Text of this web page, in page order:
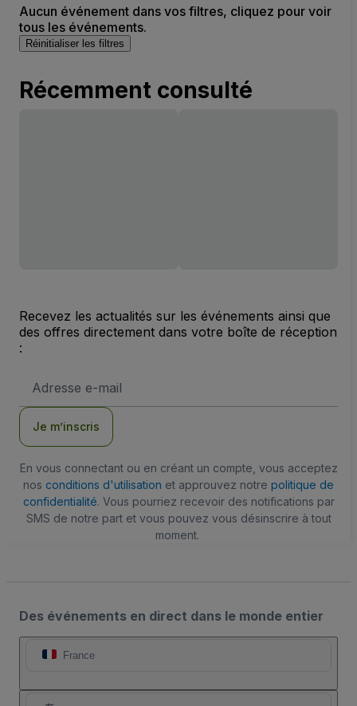
Aucun événement dans vos filtres, cliquez pour voir
tous les événements.
Réinitialiser les filtres
Récemment consulté
Recevez les actualités sur les événements ainsi que
des offres directement dans votre boîte de réception
:
e-
Je m’inscris
En vous connectant ou en créant un compte, vous acceptez
nos conditions d'utilisation et approuvez notre politique de
confidentialité. Vous pourriez recevoir des notifications par
SMS de notre part et vous pouvez vous désinscrire à tout
moment.
Des événements en direct dans le monde entier
France